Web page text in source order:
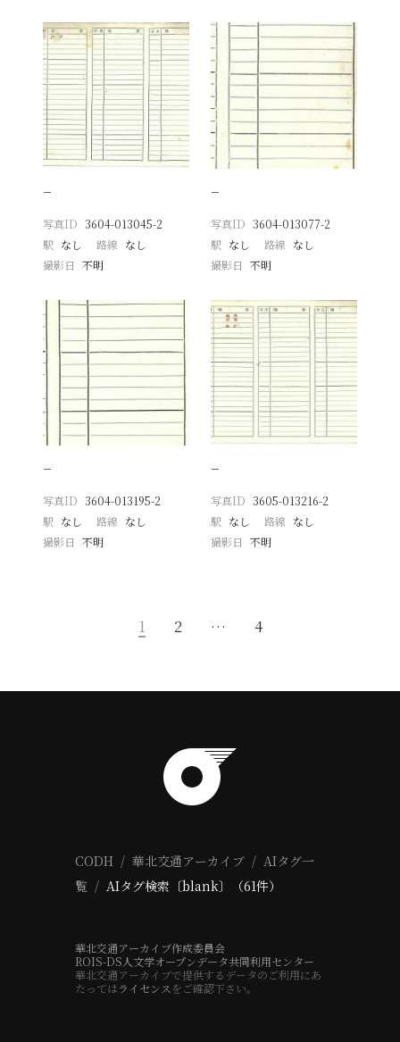
−
写真ID 3604-013045-2
駅 なし 路線 なし
撮影日
不明
−
写真ID 3604-013077-2
駅 なし 路線 なし
撮影日 不明
−
写真ID 3604-013195-2
駅 なし 路線 なし
撮影日
不明
−
写真ID 3605-013216-2
駅 なし 路線 なし
撮影日 不明
1 2 … 4
CODH 華北交通アーカイブ
AIタグ一
覧
AIタグ検索〔blank〕（61件）
華北交通アーカイブ作成委員会
ROIS-DS人文学オープンデータ共同利用センター
華北交通アーカイブで提供するデータのご利用にあ
たってはライセンス をご確認下さい。